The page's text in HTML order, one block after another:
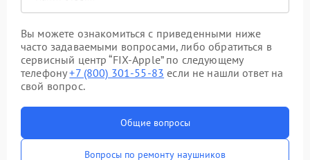
Вы можете ознакомиться с приведенными ниже
часто задаваемыми вопросами, либо обратиться в
сервисный центр “FIX-Apple” по следующему
телефону+7 (800) 301-55-83 если не нашли ответ на
свой вопрос.
Общие вопросы
Вопросы по ремонту наушников